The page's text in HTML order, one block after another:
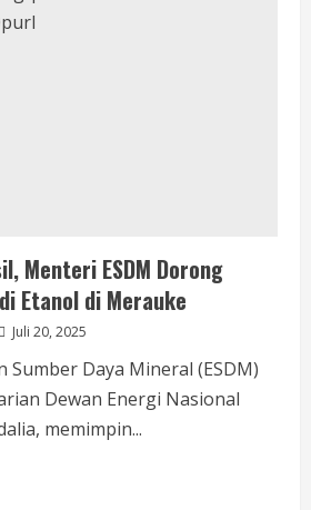
Menteri ESDM Dorong
Etanol di Merauke
Juli 20, 2025
Sumber Daya Mineral (ESDM)
Dewan Energi Nasional
memimpin...